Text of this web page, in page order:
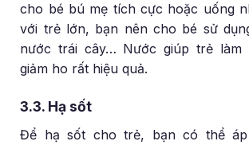
cho bé bú mẹ tích cực hoặc uống
với trẻ lớn, bạn nên cho bé sử
nước trái cây… Nước giúp trẻ làm
giảm ho rất hiệu quả.
3.3. Hạ sốt
Để hạ sốt cho trẻ, bạn có thể